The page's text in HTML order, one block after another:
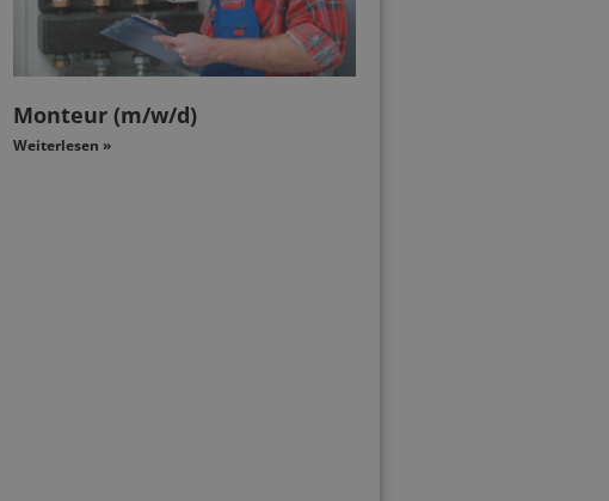
Monteur (m/w/d)
Weiterlesen »